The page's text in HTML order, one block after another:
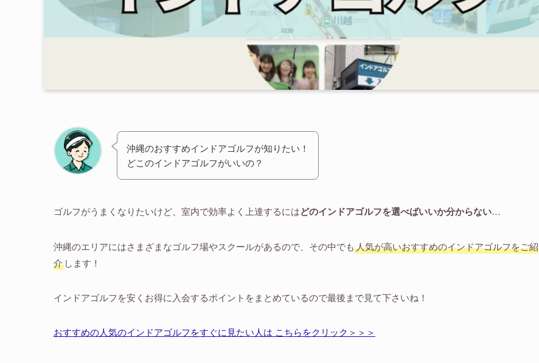
沖縄のおすすめインドアゴルフが知りたい！
どこのインドアゴルフがいいの？
ゴルフがうまくなりたいけど、室内で効率よく上達するにはどのインドアゴルフを選べばいいか分からない…
沖縄のエリアにはさまざまなゴルフ場やスクールがあるので、その中でも人気が高いおすすめのインドアゴルフをご紹
介 します！
インドアゴルフを安くお得に入会するポイントをまとめているので最後まで見て下さいね！
おすすめの人気のインドアゴルフをすぐに見たい人は こちらをクリック＞＞＞